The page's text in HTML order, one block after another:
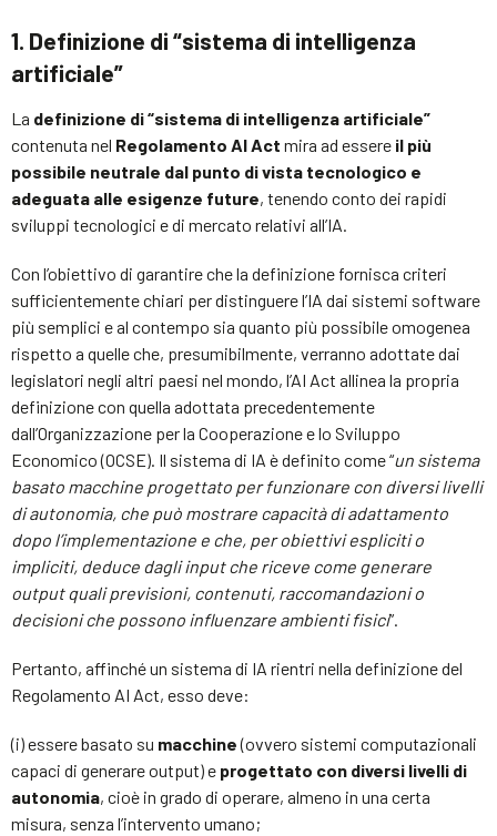
1. Definizione di “sistema di intelligenza
artificiale”
La definizione di “sistema di intelligenza artificiale”
contenuta nel Regolamento AI Act mira ad essere il più
possibile neutrale dal punto di vista tecnologico e
adeguata alle esigenze future, tenendo conto dei rapidi
sviluppi tecnologici e di mercato relativi all’IA.
Con l’obiettivo di garantire che la definizione fornisca criteri
sufficientemente chiari per distinguere l’IA dai sistemi software
più semplici e al contempo sia quanto più possibile omogenea
rispetto a quelle che, presumibilmente, verranno adottate dai
legislatori negli altri paesi nel mondo, l’AI Act allinea la propria
definizione con quella adottata precedentemente
dall’Organizzazione per la Cooperazione e lo Sviluppo
Economico (OCSE). Il sistema di IA è definito come “un sistema
basato macchine progettato per funzionare con diversi livelli
di autonomia, che può mostrare capacità di adattamento
dopo l’implementazione e che, per obiettivi espliciti o
impliciti, deduce dagli input che riceve come generare
output quali previsioni, contenuti, raccomandazioni o
decisioni che possono influenzare ambienti fisici”.
Pertanto, affinché un sistema di IA rientri nella definizione del
Regolamento AI Act, esso deve:
(i) essere basato su macchine(ovvero sistemi computazionali
capaci di generare output) e progettato con diversi livelli di
autonomia, cioè in grado di operare, almeno in una certa
misura, senza l’intervento umano;